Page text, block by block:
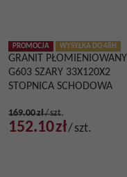
PROMOCJA WYSYŁKA DO 48H
GRANIT PŁOMIENIOWANY
G603 SZARY 33X120X2
STOPNICA SCHODOWA
169.00zł/szt.
152.10zł/szt.